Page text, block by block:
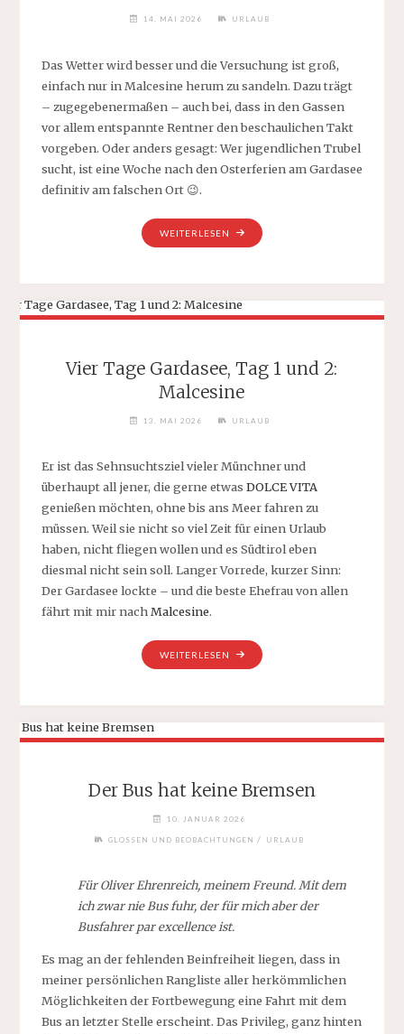
14. MAI 2026 URLAUB
Das Wetter wird besser und die Versuchung ist groß,
einfach nur in Malcesine herum zu sandeln. Dazu trägt
– zugegebenermaßen – auch bei, dass in den Gassen
vor allem entspannte Rentner den beschaulichen Takt
vorgeben. Oder anders gesagt: Wer jugendlichen Trubel
sucht, ist eine Woche nach den Osterferien am Gardasee
definitiv am falschen Ort 😉.
WEITERLESEN
„VIER
TAGE
TAG
3:
LIMONE
Vier Tage Gardasee, Tag 1 und 2:
Malcesine
13. MAI 2026 URLAUB
Er ist das Sehnsuchtsziel vieler Münchner und
überhaupt all jener, die gerne etwas DOLCE VITA
genießen möchten, ohne bis ans Meer fahren zu
müssen. Weil sie nicht so viel Zeit für einen Urlaub
haben, nicht fliegen wollen und es Südtirol eben
diesmal nicht sein soll. Langer Vorrede, kurzer Sinn:
Der Gardasee lockte – und die beste Ehefrau von allen
fährt mit mir nachMalcesine.
WEITERLESEN
„VIER
TAGE
TAG
UND
Der Bus hat keine Bremsen
10. JANUAR 2026
GLOSSEN UND BEOBACHTUNGEN / URLAUB
Für Oliver Ehrenreich, meinem Freund. Mit dem
ich zwar nie Bus fuhr, der für mich aber der
Busfahrer par excellence ist.
Es mag an der fehlenden Beinfreiheit liegen, dass in
meiner persönlichen Rangliste aller herkömmlichen
Möglichkeiten der Fortbewegung eine Fahrt mit dem
Bus an letzter Stelle erscheint. Das Privileg, ganz hinten